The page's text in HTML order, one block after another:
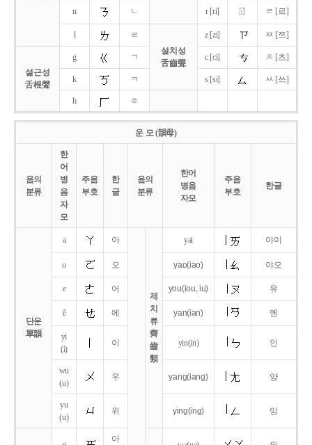
n ㄴ r [ri] ㄖ ㄹ [르]
l
ㄹ
설치성
舌齒聲
z [zi] ㅉ [쯔]
설근성
舌根聲
g ㄱ c [ci] ㅊ [츠]
k ㅋ s [si] ㅆ [쓰]
h ㅎ
운 모 (韻母)
음의
분류
한
어
병
음
자
모
주음
부호
한
글
음의
분류
한어
병음
자모
주음
부호
한글
단운
單韻
a 아
제
치
류
齊
齒
類
yai 야이
o 오 yao(iao) 야오
e 어 you(iou,iu) 유
ê 에 yan(ian) 옌
yi
(i)
이 yin(in) 인
wu
(u)
우 yang(iang) 양
yu
(u)
위 ying(ing) 잉
아